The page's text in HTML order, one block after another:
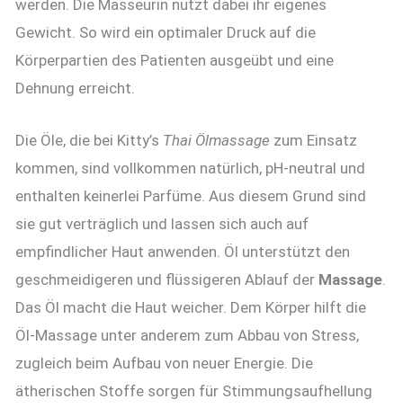
werden. Die Masseurin nutzt dabei ihr eigenes
Gewicht. So wird ein optimaler Druck auf die
Körperpartien des Patienten ausgeübt und eine
Dehnung erreicht.
Die Öle, die bei Kitty’s Thai Ölmassage zum Einsatz
kommen, sind vollkommen natürlich, pH-neutral und
enthalten keinerlei Parfüme. Aus diesem Grund sind
sie gut verträglich und lassen sich auch auf
empfindlicher Haut anwenden. Öl unterstützt den
geschmeidigeren und flüssigeren Ablauf der Massage
Das Öl macht die Haut weicher. Dem Körper hilft die
Öl-Massage unter anderem zum Abbau von Stress,
zugleich beim Aufbau von neuer Energie. Die
ätherischen Stoffe sorgen für Stimmungsaufhellung